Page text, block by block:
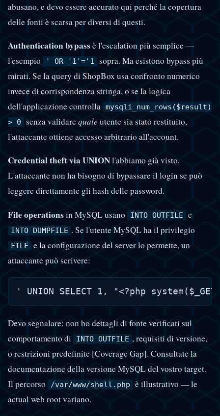
abusano, e devo essere accurato qui perché la copertura
delle fonti è scarsa per diversi di questi.
Authentication bypassè l'escalation più semplice —
l'esempio
' OR '1'='1 sopra. Ma esistono bypass più
mirati. Se la query di ShopBox usa confronto numerico
invece di corrispondenza stringa, o se la logica
dell'applicazione controlla mysqli_num_rows($result)
> 0 senza validarequale utente sia stato restituito,
l'attaccante ottiene accesso arbitrario all'account.
Credential theft via UNIONl'abbiamo già visto.
L'attaccante non ha bisogno di bypassare il login se può
leggere direttamente gli hash delle password.
File operationsin MySQL usano INTO OUTFILE e
INTO DUMPFILE . Se l'utente MySQL ha il privilegio
FILE e la configurazione del server lo permette, un
attaccante può scrivere:
Devo segnalare: non ho dettagli di fonte verificati sul
comportamento di
INTO OUTFILE , requisiti di versione,
o restrizioni predefinite [Coverage Gap]. Consultate la
documentazione della versione MySQL del vostro target.
Il percorso
/var/www/shell.php
è illustrativo — le
actual web root variano.